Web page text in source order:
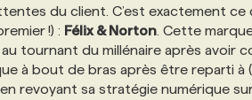
du client. C’est exactement ce
!) : Félix & Norton . Cette
tournant du millénaire après avoir
à bout de bras après être reparti à
revoyant sa stratégie numérique